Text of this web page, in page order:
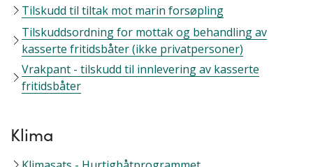
Tilskudd til tiltak mot marin forsøpling
Tilskuddsordning for mottak og behandling av
kasserte fritidsbåter (ikke privatpersoner)
Vrakpant - tilskudd til innlevering av kasserte
fritidsbåter
Klima